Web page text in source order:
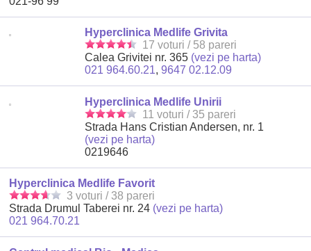
Hyperclinica Medlife Grivita
17 voturi / 58 pareri
Calea Grivitei nr. 365 (vezi pe harta)
021 964.60.21,9647 02.12.09
Hyperclinica Medlife Unirii
11 voturi / 35 pareri
Strada Hans Cristian Andersen, nr. 1
(vezi pe harta)
0219646
Hyperclinica Medlife Favorit
3 voturi / 38 pareri
Strada Drumul Taberei nr. 24 (vezi pe harta)
021 964.70.21